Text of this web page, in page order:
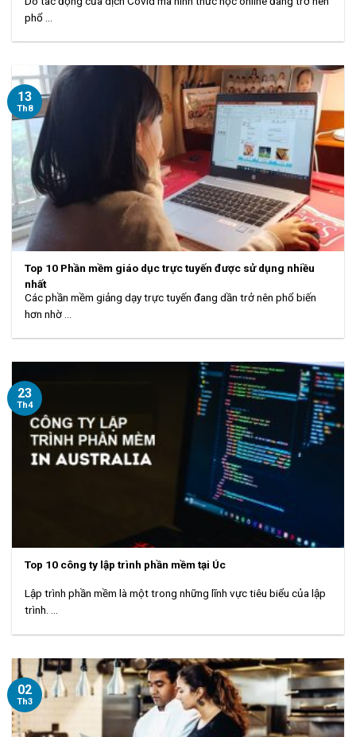
phổ ...
Top 10 Phần mềm giáo dục trực tuyến được sử dụng nhiều
nhất
Các phần mềm giảng dạy trực tuyến đang dần trở nên phổ biến
hơn nhờ ...
13
Th8
Top 10 công ty lập trình phần mềm tại Úc
Lập trình phần mềm là một trong những lĩnh vực tiêu biểu của lập
trình. ...
23
Th4
02
Th3